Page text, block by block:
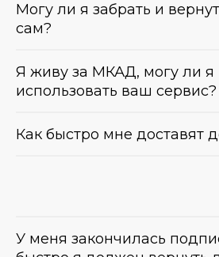
Могу ли я забрать и
сам?
Я живу за МКАД, могу ли я
использовать ваш сервис?
Как быстро мне доставят
У меня закончилась